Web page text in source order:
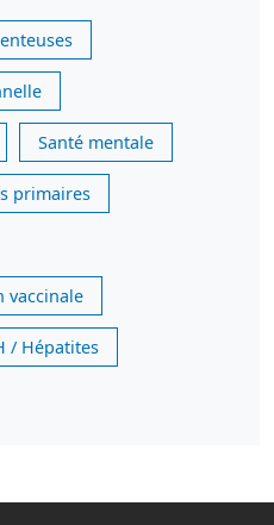
Santé mentale
primaires
vaccinale
/ Hépatites